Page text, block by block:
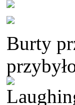
Burty